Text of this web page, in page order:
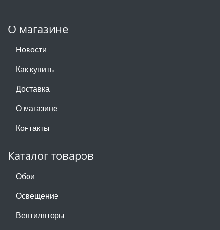
О магазине
Новости
Как купить
Доставка
О магазине
Контакты
Каталог товаров
Обои
Освещение
Вентиляторы